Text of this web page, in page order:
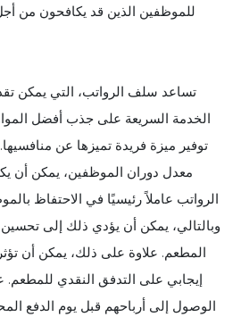
للموظفين الذين قد يكافحون من
تساعد سلف الرواتب، التي يمكن
الخدمة السريعة على جذب أفضل
توفير ميزة فريدة تميزها عن
معدل دوران الموظفين، يمكن أن
الرواتب عاملاً رئيسيًا في الاحتفاظ
وبالتالي، يمكن أن يؤدي ذلك إلى تحسين
المطعم. علاوة على ذلك، يمكن أن
إيجابي على التدفق النقدي
الوصول إلى أرباحهم قبل يوم الدفع